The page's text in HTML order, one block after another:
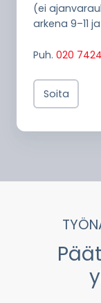
(ei
arkena 9–11 ja
Puh. 020
Soita